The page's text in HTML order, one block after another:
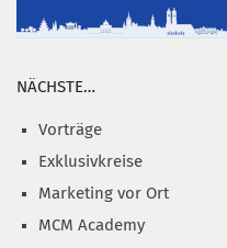
NÄCHSTE…
Vorträge
Exklusivkreise
Marketing vor Ort
MCM Academy